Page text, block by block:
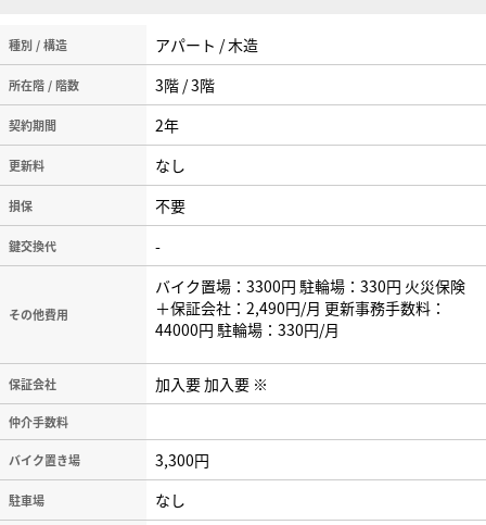
種別 / 構造 アパート / 木造
所在階 / 階数 3階 / 3階
契約期間 2年
更新料 なし
損保 不要
鍵交換代 -
その他費用
バイク置場：3300円 駐輪場：330円 火災保険
＋保証会社：2,490円/月 更新事務手数料：
44000円 駐輪場：330円/月
保証会社 加入要 加入要 ※
仲介手数料
バイク置き場 3,300円
駐車場 なし